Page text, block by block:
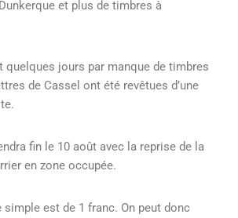
et plus de timbres à
quelques jours par manque de timbres
de Cassel ont été revêtues d’une
fin le 10 août avec la reprise de la
en zone occupée.
est de 1 franc. On peut donc